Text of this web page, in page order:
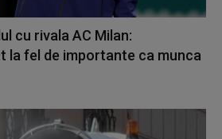
cu rivala AC Milan:
la fel de importante ca munca